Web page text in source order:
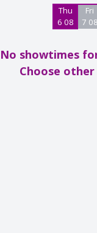
Thu
6 08
Fri
7 08
No showtimes
Choose